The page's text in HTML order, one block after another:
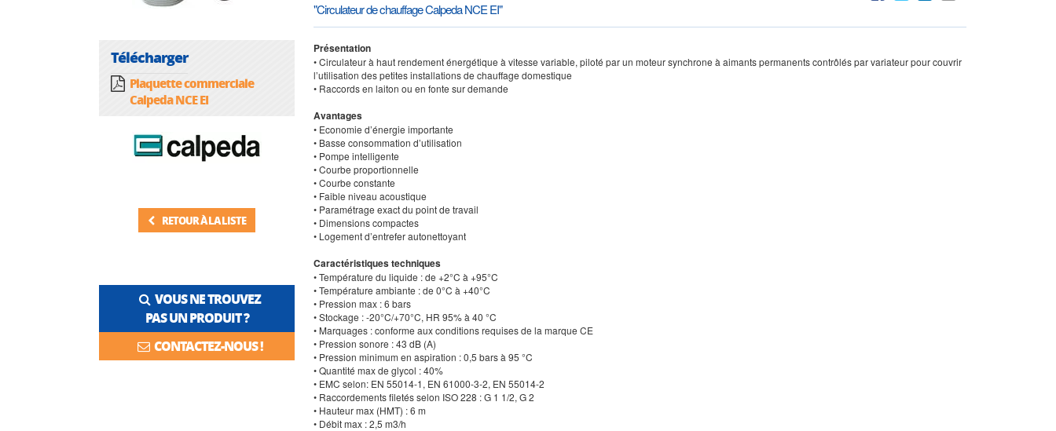
Télécharger
Plaquette commerciale
Calpeda NCE EI
RETOUR À LA LISTE
VOUS NE TROUVEZ
PAS UN PRODUIT ?
CONTACTEZ-NOUS !
"Circulateur de chauffage Calpeda NCE EI"
Présentation
• Circulateur à haut rendement énergétique à vitesse variable, piloté par un moteur synchrone à aimants permanents contrôlés par variateur pour couvrir
l’utilisation des petites installations de chauffage domestique
• Raccords en laiton ou en fonte sur demande
Avantages
• Economie d’énergie importante
• Basse consommation d’utilisation
• Pompe intelligente
• Courbe proportionnelle
• Courbe constante
• Faible niveau acoustique
• Paramétrage exact du point de travail
• Dimensions compactes
• Logement d’entrefer autonettoyant
Caractéristiques techniques
• Température du liquide : de +2°C à +95°C
• Température ambiante : de 0°C à +40°C
• Pression max : 6 bars
• Stockage : -20°C/+70°C, HR 95% à 40 °C
• Marquages : conforme aux conditions requises de la marque CE
• Pression sonore : 43 dB (A)
• Pression minimum en aspiration : 0,5 bars à 95 °C
• Quantité max de glycol : 40%
• EMC selon: EN 55014-1, EN 61000-3-2, EN 55014-2
• Raccordements filetés selon ISO 228 : G 1 1/2, G 2
• Hauteur max (HMT) : 6 m
• Débit max : 2,5 m3/h